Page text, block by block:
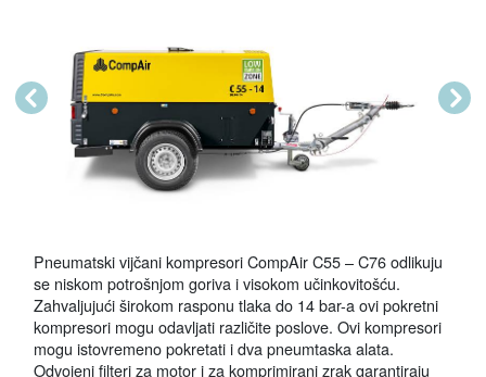
Previous Next
Pneumatski vijčani kompresori CompAir C55 – C76 odlikuju
se niskom potrošnjom goriva i visokom učinkovitošću.
Zahvaljujući širokom rasponu tlaka do 14 bar-a ovi pokretni
kompresori mogu odavljati različite poslove. Ovi kompresori
mogu istovremeno pokretati i dva pneumtaska alata.
Odvojeni filteri za motor i za komprimirani zrak garantiraju